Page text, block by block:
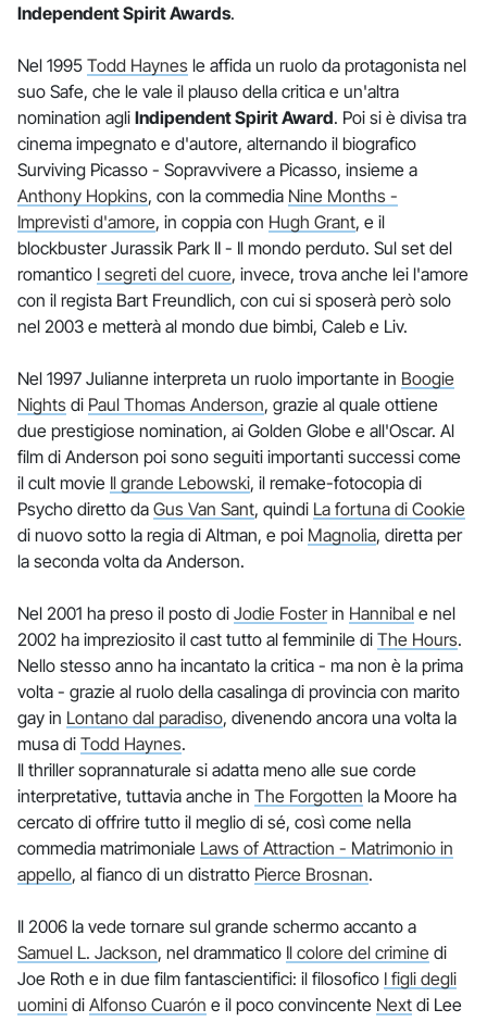
Independent Spirit Awards.
Nel 1995 Todd Haynes le affida un ruolo da protagonista nel
suo Safe, che le vale il plauso della critica e un'altra
nomination agli Indipendent Spirit Award. Poi si è divisa tra
cinema impegnato e d'autore, alternando il biografico
Surviving Picasso - Sopravvivere a Picasso, insieme a
Anthony Hopkins, con la commedia Nine Months -
Imprevisti d'amore, in coppia con Hugh Grant, e il
blockbuster Jurassik Park II - Il mondo perduto. Sul set del
romantico I segreti del cuore, invece, trova anche lei l'amore
con il regista Bart Freundlich, con cui si sposerà però solo
nel 2003 e metterà al mondo due bimbi, Caleb e Liv.
Nel 1997 Julianne interpreta un ruolo importante in Boogie
Nights di Paul Thomas Anderson, grazie al quale ottiene
due prestigiose nomination, ai Golden Globe e all'Oscar. Al
film di Anderson poi sono seguiti importanti successi come
il cult movie Il grande Lebowski, il remake-fotocopia di
Psycho diretto da Gus Van Sant, quindi La fortuna di Cookie
di nuovo sotto la regia di Altman, e poi Magnolia, diretta per
la seconda volta da Anderson.
Nel 2001 ha preso il posto di Jodie Fosterin Hannibal e nel
2002 ha impreziosito il cast tutto al femminile di The Hours.
Nello stesso anno ha incantato la critica - ma non è la prima
volta - grazie al ruolo della casalinga di provincia con marito
gay in Lontano dal paradiso, divenendo ancora una volta la
musa di Todd Haynes.
Il thriller soprannaturale si adatta meno alle sue corde
interpretative, tuttavia anche in The Forgotten la Moore ha
cercato di offrire tutto il meglio di sé, così come nella
commedia matrimoniale Laws of Attraction - Matrimonio in
appello, al fianco di un distratto Pierce Brosnan.
Il 2006 la vede tornare sul grande schermo accanto a
Samuel L. Jackson, nel drammatico Il colore del crimine di
Joe Roth e in due film fantascientifici: il filosofico I figli degli
uomini di Alfonso Cuarón e il poco convincente Next di Lee